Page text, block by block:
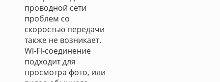
проводной сети
проблем со
скоростью передачи
также не возникает.
Wi-Fi-соединение
подходит для
просмотра фото, или